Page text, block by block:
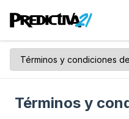
Términos y